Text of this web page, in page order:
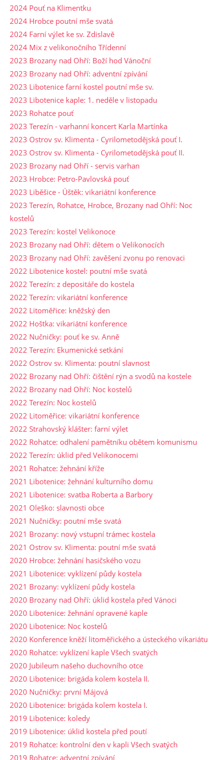
2024 Pouť na Klimentku
2024 Hrobce poutní mše svatá
2024 Farní výlet ke sv. Zdislavě
2024 Mix z velikonočního Třídenní
2023 Brozany nad Ohří: Boží hod Vánoční
2023 Brozany nad Ohří: adventní zpívání
2023 Libotenice farní kostel poutní mše sv.
2023 Libotenice kaple: 1. neděle v listopadu
2023 Rohatce pouť
2023 Terezín - varhanní koncert Karla Martínka
2023 Ostrov sv. Klimenta - Cyrilometodějská pouť I.
2023 Ostrov sv. Klimenta - Cyrilometodějská pouť II.
2023 Brozany nad Ohří - servis varhan
2023 Hrobce: Petro-Pavlovská pouť
2023 Liběšice - Úštěk: vikariátní konference
2023 Terezín, Rohatce, Hrobce, Brozany nad Ohří: Noc
kostelů
2023 Terezín: kostel Velikonoce
2023 Brozany nad Ohří: dětem o Velikonocích
2023 Brozany nad Ohří: zavěšení zvonu po renovaci
2022 Libotenice kostel: poutní mše svatá
2022 Terezín: z depositáře do kostela
2022 Terezín: vikariátní konference
2022 Litoměřice: kněžský den
2022 Hoštka: vikariátní konference
2022 Nučničky: pouť ke sv. Anně
2022 Terezín: Ekumenické setkání
2022 Ostrov sv. Klimenta: poutní slavnost
2022 Brozany nad Ohří: čištění rýn a svodů na kostele
2022 Brozany nad Ohří: Noc kostelů
2022 Terezín: Noc kostelů
2022 Litoměřice: vikariátní konference
2022 Strahovský klášter: farní výlet
2022 Rohatce: odhalení pamětníku obětem komunismu
2022 Terezín: úklid před Velikonocemi
2021 Rohatce: žehnání kříže
2021 Libotenice: žehnání kulturního domu
2021 Libotenice: svatba Roberta a Barbory
2021 Oleško: slavnosti obce
2021 Nučničky: poutní mše svatá
2021 Brozany: nový vstupní trámec kostela
2021 Ostrov sv. Klimenta: poutní mše svatá
2020 Hrobce: žehnání hasičského vozu
2021 Libotenice: vyklízení půdy kostela
2021 Brozany: vyklízení půdy kostela
2020 Brozany nad Ohří: úklid kostela před Vánoci
2020 Libotenice: žehnání opravené kaple
2020 Libotenice: Noc kostelů
2020 Konference kněží litoměřického a ústeckého vikariátu
2020 Rohatce: vyklízení kaple Všech svatých
2020 Jubileum našeho duchovního otce
2020 Libotenice: brigáda kolem kostela II.
2020 Nučničky: první Májová
2020 Libotenice: brigáda kolem kostela I.
2019 Libotenice: koledy
2019 Libotenice: úklid kostela před poutí
2019 Rohatce: kontrolní den v kapli Všech svatých
2019 Rohatce: adventní zpívání